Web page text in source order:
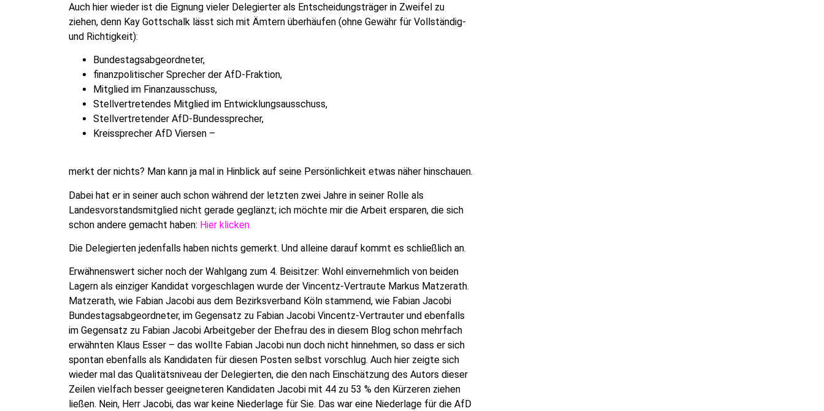
Auch hier wieder ist die Eignung vieler Delegierter als Entscheidungsträger in Zweifel zu
ziehen, denn Kay Gottschalk lässt sich mit Ämtern überhäufen (ohne Gewähr für Vollständig-
und Richtigkeit):
Bundestagsabgeordneter,
finanzpolitischer Sprecher der AfD-Fraktion,
Mitglied im Finanzausschuss,
Stellvertretendes Mitglied im Entwicklungsausschuss,
Stellvertretender AfD-Bundessprecher,
Kreissprecher AfD Viersen –
merkt der nichts? Man kann ja mal in Hinblick auf seine Persönlichkeit etwas näher hinschauen.
Dabei hat er in seiner auch schon während der letzten zwei Jahre in seiner Rolle als
Landesvorstandsmitglied nicht gerade geglänzt; ich möchte mir die Arbeit ersparen, die sich
schon andere gemacht haben: Hier klicken.
Die Delegierten jedenfalls haben nichts gemerkt. Und alleine darauf kommt es schließlich an.
Erwähnenswert sicher noch der Wahlgang zum 4. Beisitzer: Wohl einvernehmlich von beiden
Lagern als einziger Kandidat vorgeschlagen wurde der Vincentz-Vertraute Markus Matzerath.
Matzerath, wie Fabian Jacobi aus dem Bezirksverband Köln stammend, wie Fabian Jacobi
Bundestagsabgeordneter, im Gegensatz zu Fabian Jacobi Vincentz-Vertrauter und ebenfalls
im Gegensatz zu Fabian Jacobi Arbeitgeber der Ehefrau des in diesem Blog schon mehrfach
erwähnten Klaus Esser – das wollte Fabian Jacobi nun doch nicht hinnehmen, so dass er sich
spontan ebenfalls als Kandidaten für diesen Posten selbst vorschlug. Auch hier zeigte sich
wieder mal das Qualitätsniveau der Delegierten, die den nach Einschätzung des Autors dieser
Zeilen vielfach besser geeigneteren Kandidaten Jacobi mit 44 zu 53 % den Kürzeren ziehen
ließen. Nein, Herr Jacobi, das war keine Niederlage für Sie. Das war eine Niederlage für die AfD